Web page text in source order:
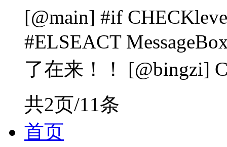
[@main] #if
#ELSEACT
了在来！！ [@bingzi]
共2页/11条
首页